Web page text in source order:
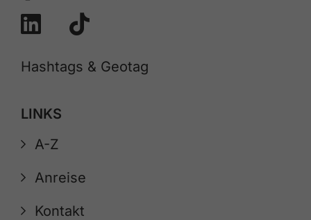
Hashtags & Geotag
LINKS
A-Z
Anreise
Kontakt